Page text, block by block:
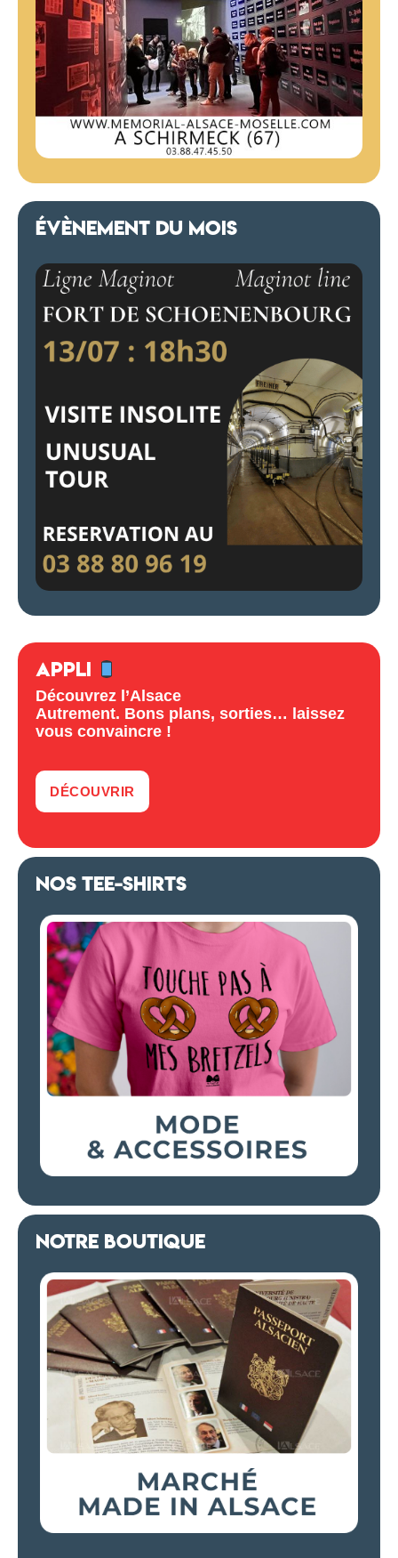
ÉVÈNEMENT DU MOIS
APPLI
Découvrez l’Alsace
Autrement. Bons plans, sorties… laissez
vous convaincre !
DÉCOUVRIR
NOS TEE-SHIRTS
NOTRE BOUTIQUE